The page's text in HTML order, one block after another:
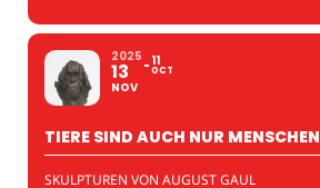
2025
13
NOV
11
OCT
TIERE SIND AUCH NUR MENSCHEN
SKULPTUREN VON AUGUST GAUL